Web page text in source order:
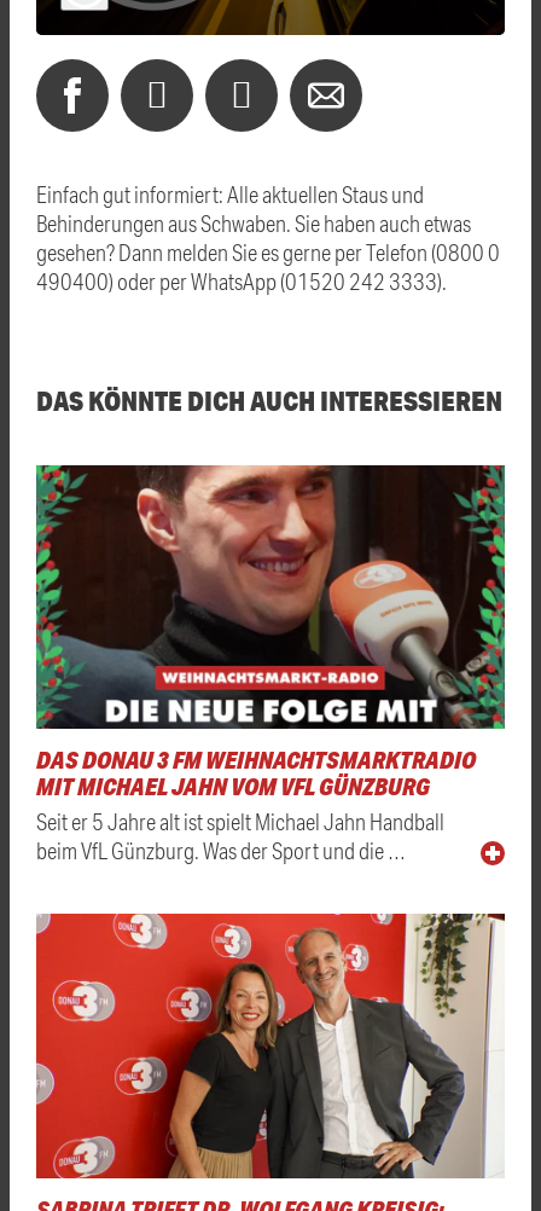
Einfach gut informiert: Alle aktuellen Staus und
Behinderungen aus Schwaben. Sie haben auch etwas
gesehen? Dann melden Sie es gerne per Telefon (0800 0
490400) oder per WhatsApp (01520 242 3333).
DAS KÖNNTE DICH AUCH INTERESSIEREN
DAS DONAU 3 FM WEIHNACHTSMARKTRADIO
MIT MICHAEL JAHN VOM VFL GÜNZBURG
Seit er 5 Jahre alt ist spielt Michael Jahn Handball
beim VfL Günzburg. Was der Sport und die …